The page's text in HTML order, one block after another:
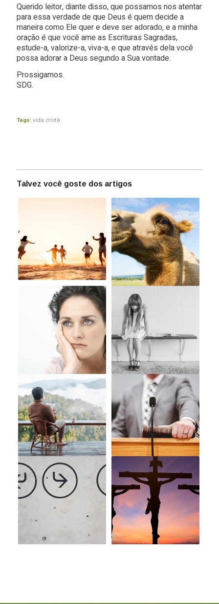
Querido leitor, diante disso, que possamos nos atentar
para essa verdade de que Deus é quem decide a
maneira como Ele quer e deve ser adorado, e a minha
oração é que você ame as Escrituras Sagradas,
estude-a, valorize-a, viva-a, e que através dela você
possa adorar a Deus segundo a Sua vontade.
Prossigamos.
SDG.
Tags: vida cristã
Talvez você goste dos artigos